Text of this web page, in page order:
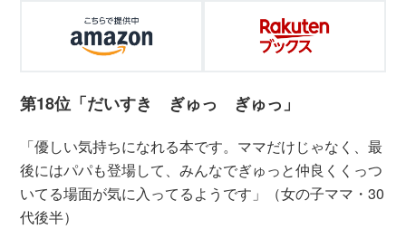
第18位「だいすき ぎゅっ ぎゅっ」
「優しい気持ちになれる本です。ママだけじゃなく、最
後にはパパも登場して、みんなでぎゅっと仲良くくっつ
いてる場面が気に入ってるようです」（女の子ママ・30
代後半）